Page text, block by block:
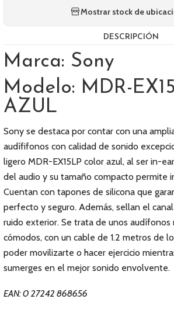
Mostrar stock de
DESCRIPCIÓN
Marca: Sony
Modelo: MDR-
AZUL
Sony se destaca por contar con una
audífifonos con calidad de sonido
ligero MDR-EX15LP color azul, al ser in-
del audio y su tamaño compacto permite
Cuentan con tapones de silicona que
perfecto y seguro. Además, sellan el
ruido exterior. Se trata de unos audífonos
cómodos, con un cable de 1.2 metros de
poder movilizarte o hacer ejercicio
sumerges en el mejor sonido envolvente.
EAN: 0 27242 868656